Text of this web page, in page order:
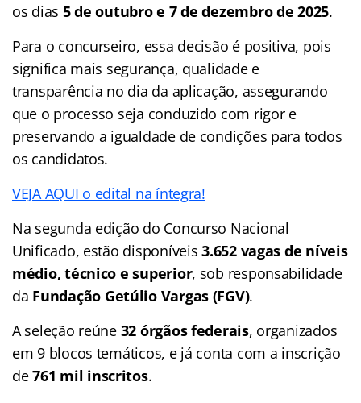
os dias 5 de outubro e 7 de dezembro de 2025.
Para o concurseiro, essa decisão é positiva, pois
significa mais segurança, qualidade e
transparência no dia da aplicação, assegurando
que o processo seja conduzido com rigor e
preservando a igualdade de condições para todos
os candidatos.
VEJA AQUI o edital na íntegra!
Na segunda edição do Concurso Nacional
Unificado, estão disponíveis3.652 vagas de níveis
médio, técnico e superior, sob responsabilidade
da Fundação Getúlio Vargas (FGV).
A seleção reúne 32 órgãos federais, organizados
em 9 blocos temáticos, e já conta com a inscrição
de761 mil inscritos.